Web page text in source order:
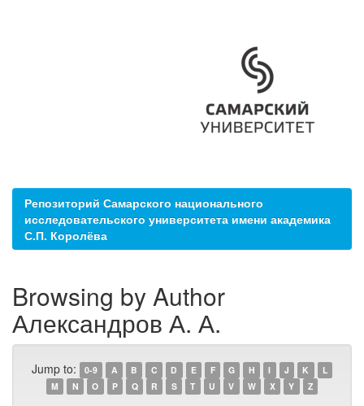
Репозиторий Самарского национального
исследовательского университета имени академика
С.П. Королёва
Browsing by Author
Александров А. А.
Jump to: 0-9 A B C D E F G H I J K
L
M
N O P Q R S T U V W X Y Z